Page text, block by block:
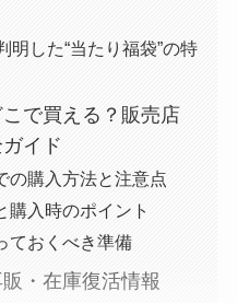
明した“当たり福袋”の特
で買える？販売店
イド
の購入方法と注意点
購入時のポイント
ておくべき準備
・在庫復活情報